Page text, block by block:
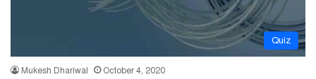
Quiz
Mukesh Dhariwal October 4, 2020